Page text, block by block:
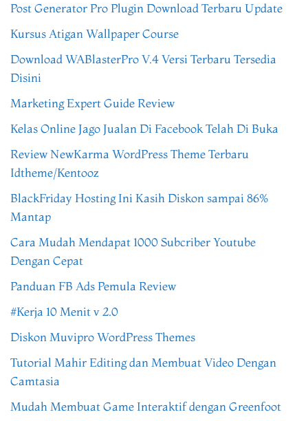
Post Generator Pro Plugin Download Terbaru Update
Kursus Atigan Wallpaper Course
Download WABlasterPro V.4 Versi Terbaru Tersedia
Disini
Marketing Expert Guide Review
Kelas Online Jago Jualan Di Facebook Telah Di Buka
Review NewKarma WordPress Theme Terbaru
Idtheme/Kentooz
BlackFriday Hosting Ini Kasih Diskon sampai 86%
Mantap
Cara Mudah Mendapat 1000 Subcriber Youtube
Dengan Cepat
Panduan FB Ads Pemula Review
#Kerja 10 Menit v 2.0
Diskon Muvipro WordPress Themes
Tutorial Mahir Editing dan Membuat Video Dengan
Camtasia
Mudah Membuat Game Interaktif dengan Greenfoot